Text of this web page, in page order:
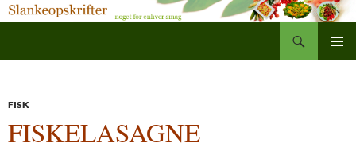
FISK
FISKELASAGNE